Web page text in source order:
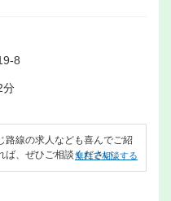
8
分
路線の求人なども喜んでご紹
ば、ぜひご相談ください。
無料で相談する